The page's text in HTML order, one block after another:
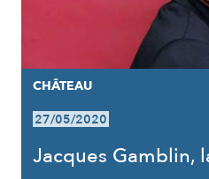
CHÂTEAU
27/05/2020
Jacques Gamblin,